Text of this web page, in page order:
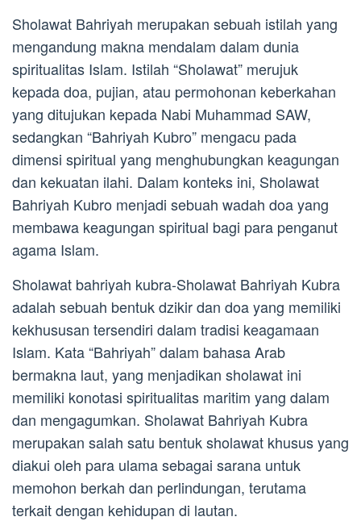
Sholawat Bahriyah merupakan sebuah istilah yang
mengandung makna mendalam dalam dunia
spiritualitas Islam. Istilah “Sholawat” merujuk
kepada doa, pujian, atau permohonan keberkahan
yang ditujukan kepada Nabi Muhammad SAW,
sedangkan “Bahriyah Kubro” mengacu pada
dimensi spiritual yang menghubungkan keagungan
dan kekuatan ilahi. Dalam konteks ini, Sholawat
Bahriyah Kubro menjadi sebuah wadah doa yang
membawa keagungan spiritual bagi para penganut
agama Islam.
Sholawat bahriyah kubra-Sholawat Bahriyah Kubra
adalah sebuah bentuk dzikir dan doa yang memiliki
kekhususan tersendiri dalam tradisi keagamaan
Islam. Kata “Bahriyah” dalam bahasa Arab
bermakna laut, yang menjadikan sholawat ini
memiliki konotasi spiritualitas maritim yang dalam
dan mengagumkan. Sholawat Bahriyah Kubra
merupakan salah satu bentuk sholawat khusus yang
diakui oleh para ulama sebagai sarana untuk
memohon berkah dan perlindungan, terutama
terkait dengan kehidupan di lautan.